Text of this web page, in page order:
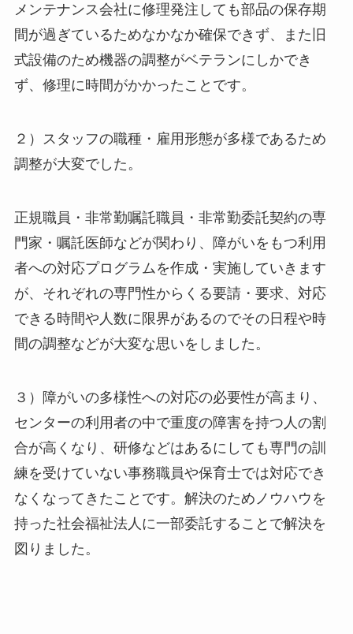
メンテナンス会社に修理発注しても部品の保存期
間が過ぎているためなかなか確保できず、また旧
式設備のため機器の調整がベテランにしかでき
ず、修理に時間がかかったことです。
２）スタッフの職種・雇用形態が多様であるため
調整が大変でした。
正規職員・非常勤嘱託職員・非常勤委託契約の専
門家・嘱託医師などが関わり、障がいをもつ利用
者への対応プログラムを作成・実施していきます
が、それぞれの専門性からくる要請・要求、対応
できる時間や人数に限界があるのでその日程や時
間の調整などが大変な思いをしました。
３）障がいの多様性への対応の必要性が高まり、
センターの利用者の中で重度の障害を持つ人の割
合が高くなり、研修などはあるにしても専門の訓
練を受けていない事務職員や保育士では対応でき
なくなってきたことです。解決のためノウハウを
持った社会福祉法人に一部委託することで解決を
図りました。